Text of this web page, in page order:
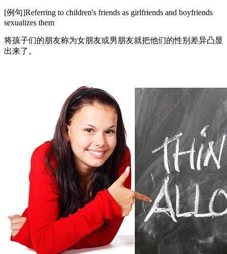
[例句]Referring to children's friends as girlfriends and boyfriends
sexualizes them
将孩子们的朋友称为女朋友或男朋友就把他们的性别差异凸显
出来了。